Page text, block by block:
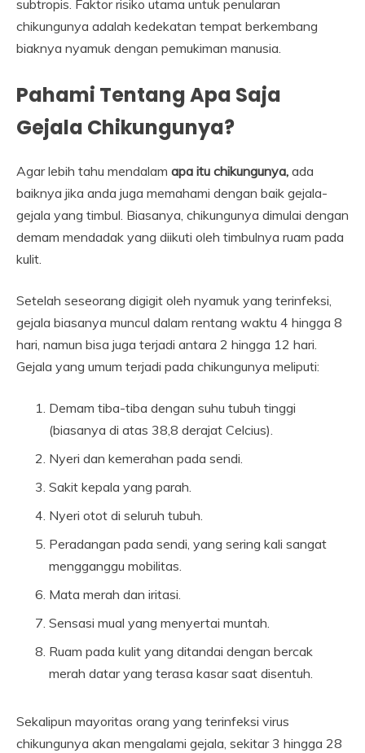
subtropis. Faktor risiko utama untuk penularan
chikungunya adalah kedekatan tempat berkembang
biaknya nyamuk dengan pemukiman manusia.
Pahami Tentang Apa Saja
Gejala Chikungunya?
Agar lebih tahu mendalam apa itu chikungunya, ada
baiknya jika anda juga memahami dengan baik gejala-
gejala yang timbul. Biasanya, chikungunya dimulai dengan
demam mendadak yang diikuti oleh timbulnya ruam pada
kulit.
Setelah seseorang digigit oleh nyamuk yang terinfeksi,
gejala biasanya muncul dalam rentang waktu 4 hingga 8
hari, namun bisa juga terjadi antara 2 hingga 12 hari.
Gejala yang umum terjadi pada chikungunya meliputi:
Demam tiba-tiba dengan suhu tubuh tinggi
(biasanya di atas 38,8 derajat Celcius).
Nyeri dan kemerahan pada sendi.
Sakit kepala yang parah.
Nyeri otot di seluruh tubuh.
Peradangan pada sendi, yang sering kali sangat
mengganggu mobilitas.
Mata merah dan iritasi.
Sensasi mual yang menyertai muntah.
Ruam pada kulit yang ditandai dengan bercak
merah datar yang terasa kasar saat disentuh.
Sekalipun mayoritas orang yang terinfeksi virus
chikungunya akan mengalami gejala, sekitar 3 hingga 28